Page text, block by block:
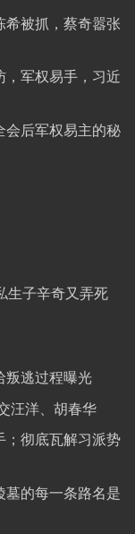
希被抓，蔡奇嚣张
，军权易手，习近
会后军权易主的秘
生子辛奇又弄死
叛逃过程曝光
汪洋、胡春华
；彻底瓦解习派势
墓的每一条路名是